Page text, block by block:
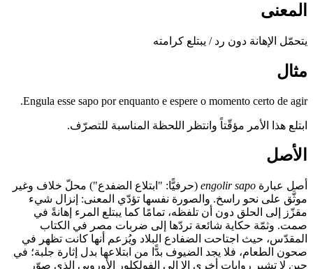
المعنى
يتحمّل الإهانة دون رد / يبتلع كرامته
مثال
Engula esse sapo por enquanto e espere o momento certo de agir.
ابتلع هذا الأمر مؤقّتاً وانتظر اللحظة المناسبة للتصرّف.
الأصل
أصل عبارة engolir sapo (حرفيًّا: "ابتلاع الضفدع") محلّ خلاف وغير
موثَّق على نحو راسخ. والصورة نفسها تؤدّي المعنى: إنزال شيء
مقزّز إلى الحلق دون أن تلفظه، تمامًا كما يبتلع المرء إهانةً في
صمت. وثمّة حكاية شائعة تردّها إلى ضربات مصر في الكتاب
المقدّس، حيث اجتاحت الضفادع البلاد ويُزعم أنها كانت تظهر في
صحون الطعام، فلا يجد الضيوف بدًّا من ابتلاعها بدل إثارة جلبة؛ في
حين لا تشير روايات أخرى إلا إلى الفولكلور الأوروبي الذي صوّر